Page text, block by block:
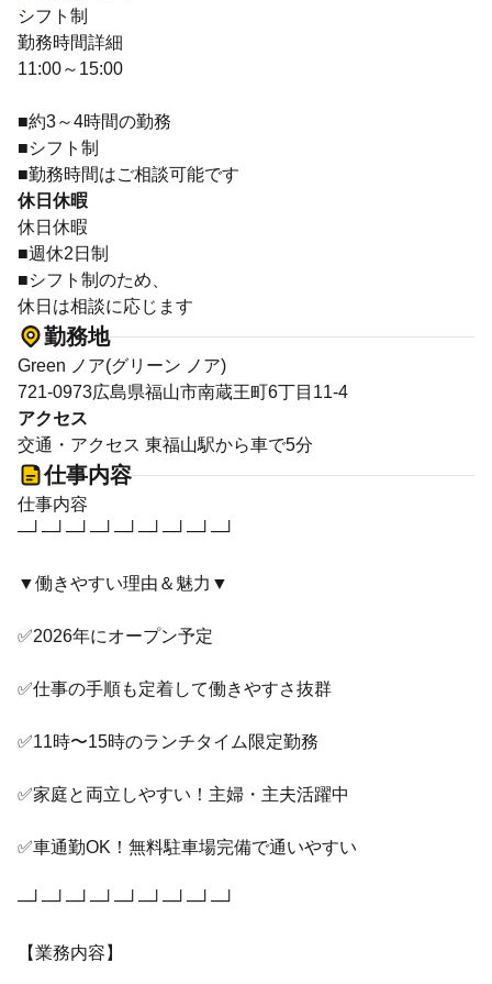
シフト制
勤務時間詳細
11:00～15:00
■約3～4時間の勤務
■シフト制
■勤務時間はご相談可能です
休日休暇
休日休暇
■週休2日制
■シフト制のため、
休日は相談に応じます
勤務地
Green ノア(グリーン ノア)
721-0973広島県福山市南蔵王町6丁目11-4
アクセス
交通・アクセス 東福山駅から車で5分
仕事内容
仕事内容
─┘─┘─┘─┘─┘─┘─┘─┘─┘
▼働きやすい理由＆魅力▼
✅2026年にオープン予定
✅仕事の手順も定着して働きやすさ抜群
✅11時〜15時のランチタイム限定勤務
✅家庭と両立しやすい！主婦・主夫活躍中
✅車通勤OK！無料駐車場完備で通いやすい
─┘─┘─┘─┘─┘─┘─┘─┘─┘
【業務内容】